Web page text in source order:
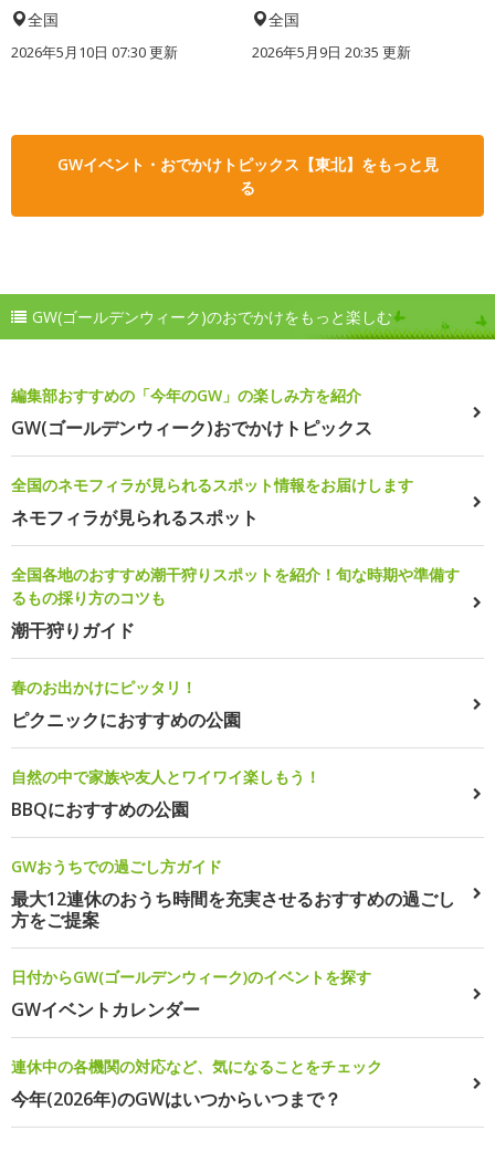
全国
2026年5月10日 07:30 更新
全国
2026年5月9日 20:35 更新
GWイベント・おでかけトピックス【東北】をもっと見
る
GW(ゴールデンウィーク)のおでかけをもっと楽しむ
編集部おすすめの「今年のGW」の楽しみ方を紹介
GW(ゴールデンウィーク)おでかけトピックス
全国のネモフィラが見られるスポット情報をお届けします
ネモフィラが見られるスポット
全国各地のおすすめ潮干狩りスポットを紹介！旬な時期や準備す
るもの採り方のコツも
潮干狩りガイド
春のお出かけにピッタリ！
ピクニックにおすすめの公園
自然の中で家族や友人とワイワイ楽しもう！
BBQにおすすめの公園
GWおうちでの過ごし方ガイド
最大12連休のおうち時間を充実させるおすすめの過ごし
方をご提案
日付からGW(ゴールデンウィーク)のイベントを探す
GWイベントカレンダー
連休中の各機関の対応など、気になることをチェック
今年(2026年)のGWはいつからいつまで？